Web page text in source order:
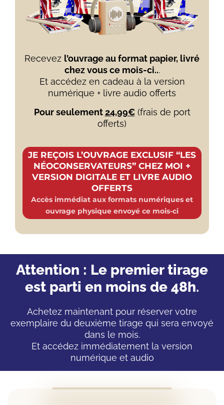
Recevez l’ouvrage au format papier, livré
chez vous ce mois-ci...
Et accédez en cadeau à la version
numérique + livre audio offerts
Pour seulement24,99€(frais de port
offerts)
JE REÇOIS L’OUVRAGE EXCLUSIF “LES
NÉOCONSERVATEURS” CHEZ MOI +
VERSION DIGITALE ET LIVRE AUDIO
OFFERTS
Accès immédiat aux formats numériques et
ouvrage physique envoyé ce mois-ci
Attention : Le premier tirage
est parti en moins de 48h.
Achetez maintenant pour réserver votre
exemplaire du deuxième tirage qui sera envoyé
dans le mois.
Et accédez immédiatement la version
numérique et audio